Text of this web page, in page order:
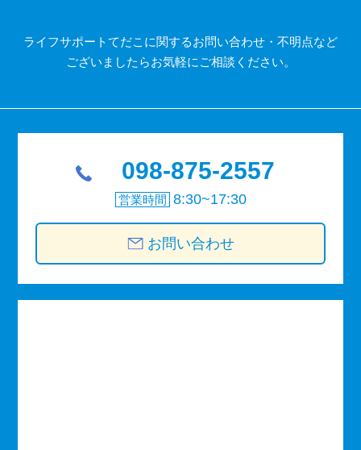
ライフサポートてだこに関するお問い合わせ・不明点など
ございましたらお気軽にご相談ください。
098-875-2557
営業時間 8:30~17:30
お問い合わせ